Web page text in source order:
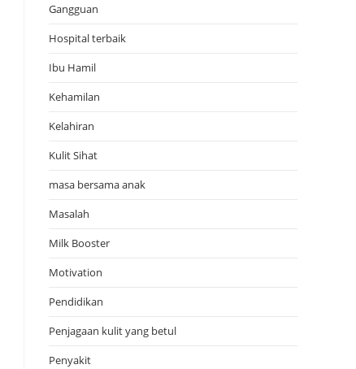
Gangguan
Hospital terbaik
Ibu Hamil
Kehamilan
Kelahiran
Kulit Sihat
masa bersama anak
Masalah
Milk Booster
Motivation
Pendidikan
Penjagaan kulit yang betul
Penyakit